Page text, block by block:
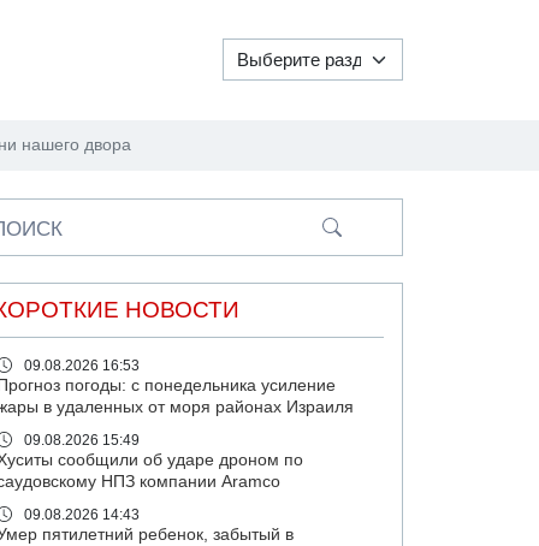
нашего двора
НОВОСТИ
09.08.2026 16:53
Прогноз погоды: с понедельника усиление
в удаленных от моря районах Израиля
09.08.2026 15:49
сообщили об ударе дроном по
НПЗ компании Aramco
09.08.2026 14:43
пятилетний ребенок, забытый в